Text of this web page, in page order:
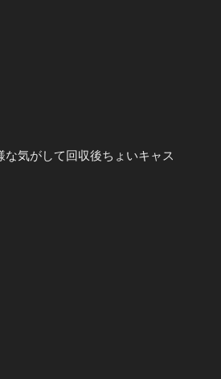
な気がして回収後ちょいキャス